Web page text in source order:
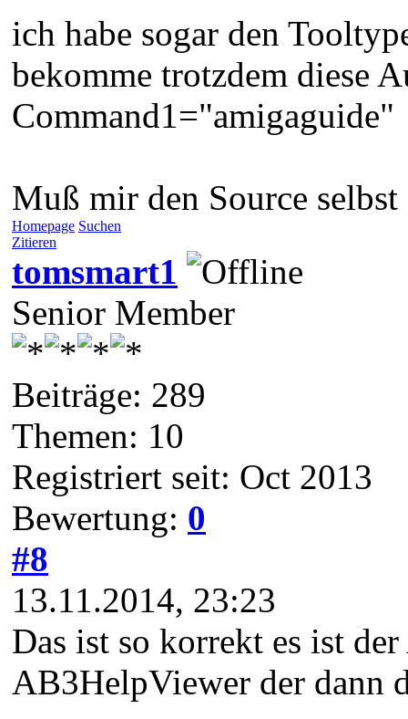
ich habe sogar den
bekomme trotzdem diese
Command1="amigaguide"
Muß mir den Source selbst
Homepage Suchen
Zitieren
tomsmart1
Senior Member
Beiträge: 289
Themen: 10
Registriert seit: Oct 2013
Bewertung: 0
#8
13.11.2014, 23:23
Das ist so korrekt es ist
AB3HelpViewer der dann